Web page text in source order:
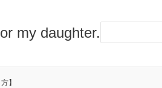
my daughter.
】